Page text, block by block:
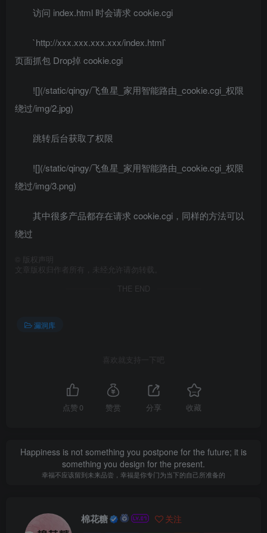
访问 index.html 时会请求 cookie.cgi
`http://xxx.xxx.xxx.xxx/index.html`
页面抓包 Drop掉 cookie.cgi
![](/static/qingy/飞鱼星_家用智能路由_cookie.cgi_权限
绕过/img/2.jpg)
跳转后台获取了权限
![](/static/qingy/飞鱼星_家用智能路由_cookie.cgi_权限
绕过/img/3.png)
其中很多产品都存在请求 cookie.cgi，同样的方法可以
绕过
版权声明
文章版权归作者所有，未经允许请勿转载。
THE END
漏洞库
喜欢就支持一下吧
点赞 0 赞赏 分享 收藏
Happiness is not something you postpone for the future; it is
something you design for the present.
幸福不应该留到未来品尝，幸福是你专门为当下的自己所准备的
棉花糖 关注